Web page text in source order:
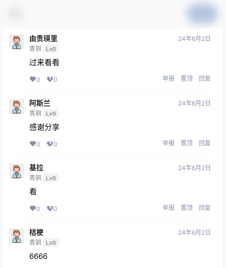
由贵瑛里
青铜 Lv0
24年6月2日
过来看看
0 0 举报 置顶 回复
阿斯兰
青铜 Lv0
24年6月2日
感谢分享
0 0 举报 置顶 回复
基拉
青铜 Lv0
24年6月2日
看
0 0 举报 置顶 回复
桔梗
青铜 Lv0
24年6月2日
6666